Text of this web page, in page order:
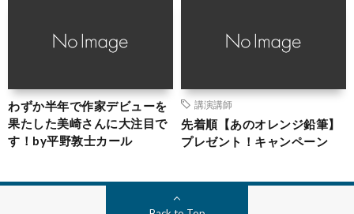
わずか半年で作家デビューを
果たした美崎さんに大注目で
す！by平野敦士カール
講演講師
先着順【あのオレンジ鉛筆】
プレゼント！キャンペーン